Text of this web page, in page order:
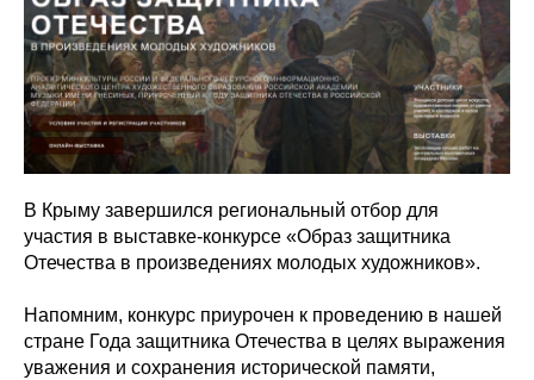
В Крыму завершился региональный отбор для
участия в выставке-конкурсе «Образ защитника
Отечества в произведениях молодых художников».
Напомним, конкурс приурочен к проведению в нашей
стране Года защитника Отечества в целях выражения
уважения и сохранения исторической памяти,